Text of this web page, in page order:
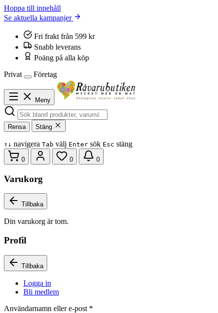
Hoppa till innehåll
Se aktuella kampanjer
Fri frakt från 599 kr
Snabb leverans
Poäng på alla köp
Privat
Företag
Meny
Rensa Stäng
↑ ↓ navigera Tab välj Enter sök Esc stäng
0 0 0
Varukorg
Tillbaka
Din varukorg är tom.
Profil
Tillbaka
Logga in
Bli medlem
Användarnamn eller e-post *